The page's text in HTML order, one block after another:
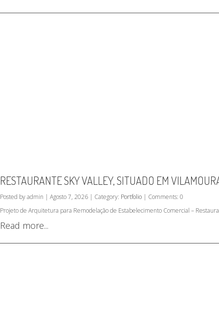
RESTAURANTE SKY VALLEY, SITUADO EM
Posted by admin | Agosto 7, 2026 | Category: Portfolio | Comments: 0
Projeto de Arquitetura para Remodelação de Estabelecimento Comercial –
Read more...